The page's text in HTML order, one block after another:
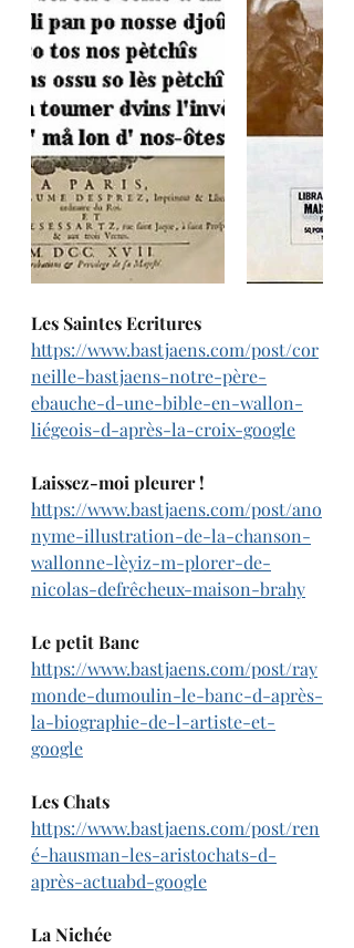
Les Saintes Ecritures
https://www.bastjaens.com/post/cor
neille-bastjaens-notre-père-
ebauche-d-une-bible-en-wallon-
liégeois-d-après-la-croix-google
Laissez-moi pleurer !
https://www.bastjaens.com/post/ano
nyme-illustration-de-la-chanson-
wallonne-lèyiz-m-plorer-de-
nicolas-defrêcheux-maison-brahy
Le petit Banc
https://www.bastjaens.com/post/ray
monde-dumoulin-le-banc-d-après-
la-biographie-de-l-artiste-et-
google
Les Chats
https://www.bastjaens.com/post/ren
é-hausman-les-aristochats-d-
après-actuabd-google
La Nichée